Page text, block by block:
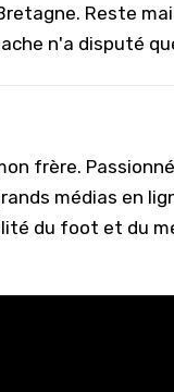
Reste
n'a disputé
frère.
médias en
du foot et du